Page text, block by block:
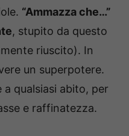
“Ammazza che…”
, stupito da questo
riuscito). In
un superpotere.
qualsiasi abito, per
e raffinatezza.